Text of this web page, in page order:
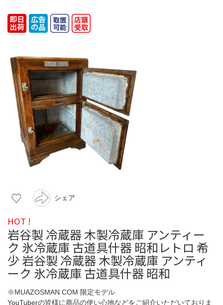
シェア
HOT !
岩谷製 冷蔵器 木製冷蔵庫 アンティー
ク 氷冷蔵庫 古道具什器 昭和レトロ 希
少 岩谷製 冷蔵器 木製冷蔵庫 アンティ
ーク 氷冷蔵庫 古道具什器 昭和
※MUAZOSMAN.COM 限定モデル
YouTuberの皆様に商品の使い心地などをご紹介いただいておりま